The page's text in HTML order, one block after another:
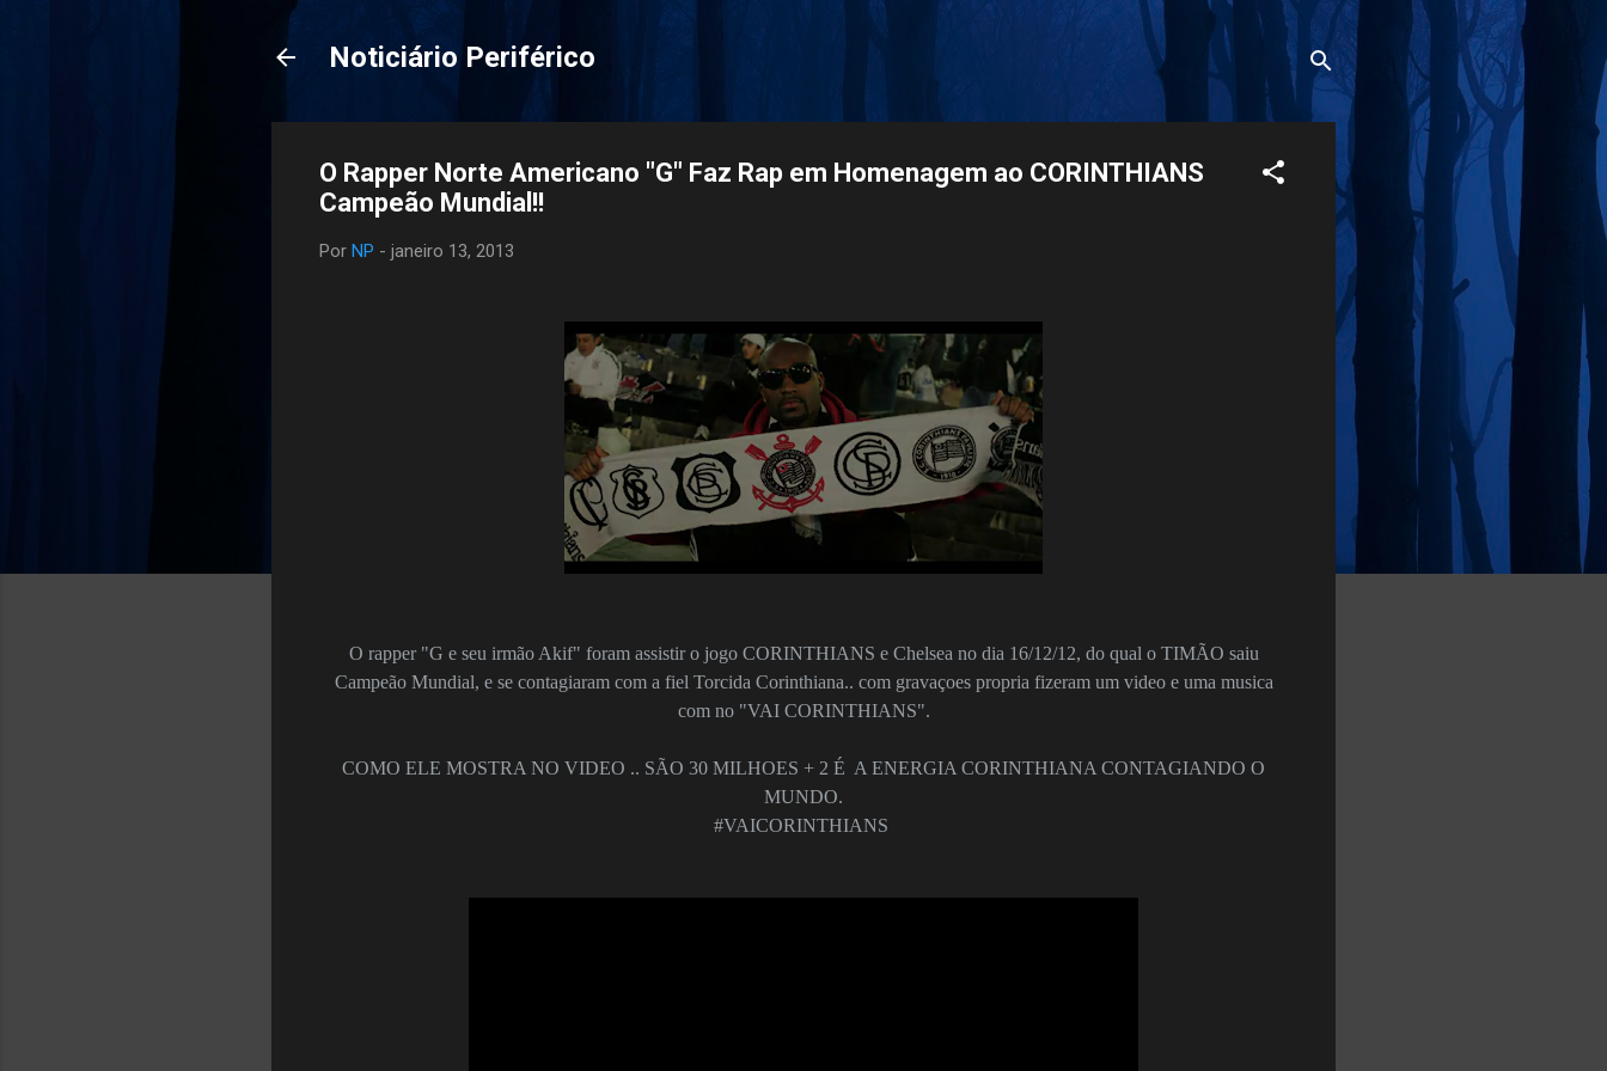
Noticiário Periférico
O Rapper Norte Americano "G" Faz Rap em Homenagem ao CORINTHIANS
Campeão Mundial!!
Por NP - janeiro 13, 2013
O rapper "G e seu irmãoAkif" foram assistir o jogo CORINTHIANS e Chelsea no dia 16/12/12, do qual o TIMÃO saiu
Campeão Mundial, e se contagiaram com a fiel Torcida Corinthiana.. com gravaçoes propria fizeram um video e uma musica
com no "VAI CORINTHIANS".
COMO ELE MOSTRA NO VIDEO .. SÃO 30 MILHOES + 2 É A ENERGIA CORINTHIANA CONTAGIANDO O
MUNDO.
#VAICORINTHIANS